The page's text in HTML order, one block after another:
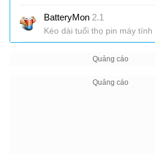
BatteryMon 2.1
Kéo dài tuổi thọ pin máy tính